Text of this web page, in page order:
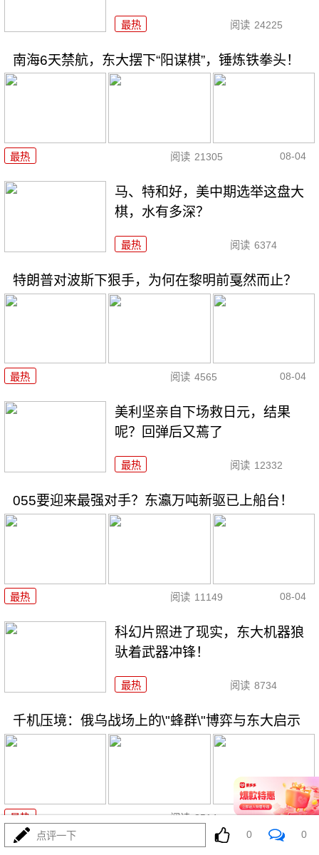
最热 阅读 24225
南海6天禁航，东大摆下“阳谋棋”，锤炼铁拳头！
最热 阅读 21305 08-04
马、特和好，美中期选举这盘大
棋，水有多深？
最热 阅读 6374
特朗普对波斯下狠手，为何在黎明前戛然而止？
最热 阅读 4565 08-04
美利坚亲自下场救日元，结果
呢？回弹后又蔫了
最热 阅读 12332
055要迎来最强对手？东瀛万吨新驱已上船台！
最热 阅读 11149 08-04
科幻片照进了现实，东大机器狼
驮着武器冲锋！
最热 阅读 8734
千机压境：俄乌战场上的\"蜂群\"博弈与东大启示
最热 阅读 8514 08-04
点评一下 0 0